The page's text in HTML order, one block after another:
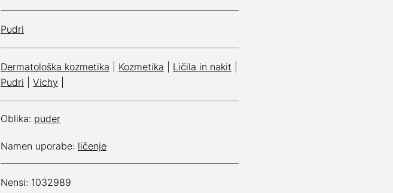
Pudri
Dermatološka kozmetika Kozmetika Ličila in nakit
Pudri
Vichy
Oblika: puder
Namen uporabe: ličenje
Nensi: 1032989